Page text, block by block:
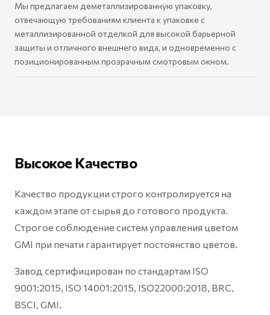
Мы предлагаем деметаллизированную упаковку,
отвечающую требованиям клиента к упаковке с
металлизированной отделкой для высокой барьерной
защиты и отличного внешнего вида, и одновременно с
позиционированным прозрачным смотровым окном.
Высокое Качество
Качество продукции строго контролируется на
каждом этапе от сырья до готового продукта.
Строгое соблюдение систем управления цветом
GMI при печати гарантирует постоянство цветов.
Завод сертифицирован по стандартам ISO
9001:2015, ISO 14001:2015, ISO22000:2018, BRC,
BSCI, GMI.